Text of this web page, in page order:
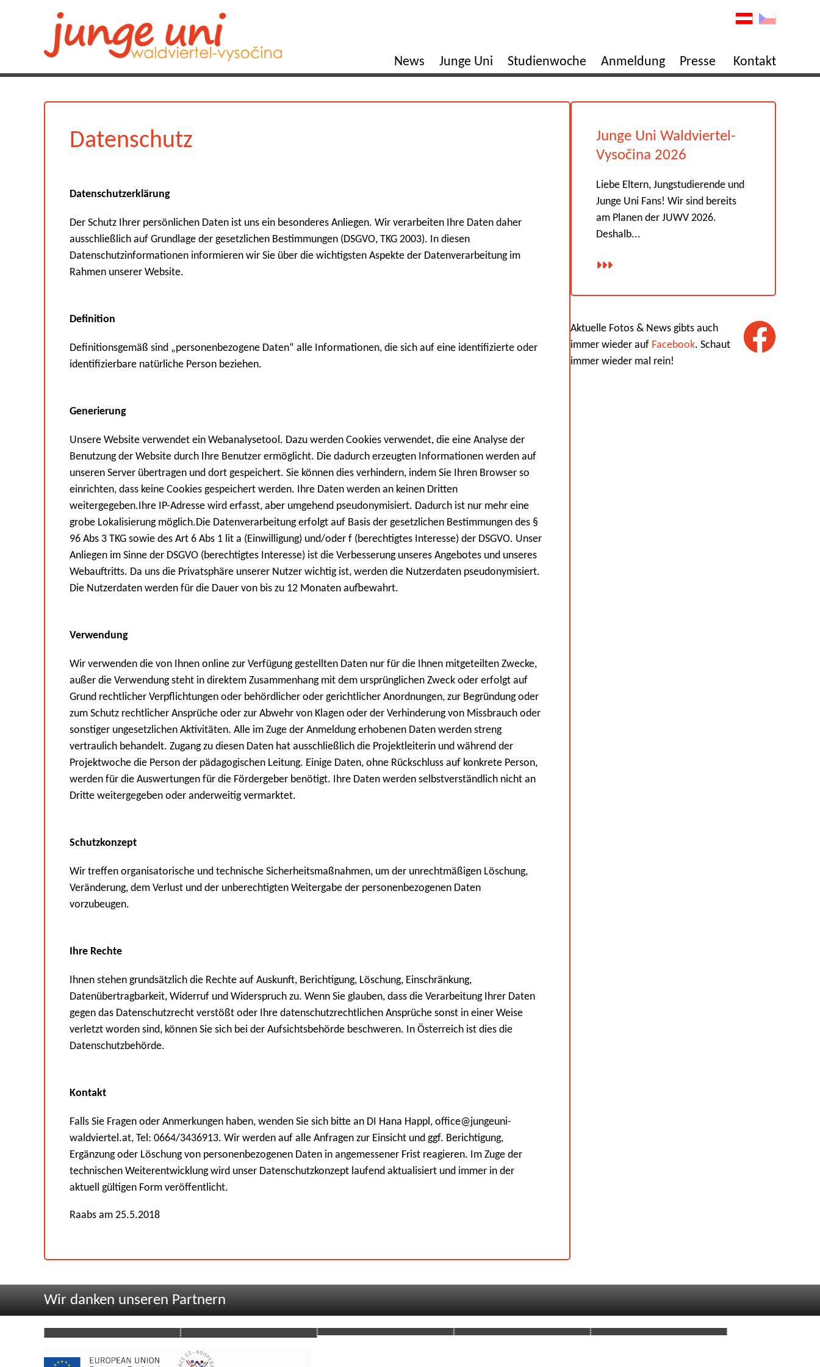
News Junge Uni Studienwoche Anmeldung Presse Kontakt
Datenschutz
Datenschutzerklärung
Der Schutz Ihrer persönlichen Daten ist uns ein besonderes Anliegen. Wir verarbeiten Ihre Daten daher
ausschließlich auf Grundlage der gesetzlichen Bestimmungen (DSGVO, TKG 2003). In diesen
Datenschutzinformationen informieren wir Sie über die wichtigsten Aspekte der Datenverarbeitung im
Rahmen unserer Website.
Definition
Definitionsgemäß sind „personenbezogene Daten“ alle Informationen, die sich auf eine identifizierte oder
identifizierbare natürliche Person beziehen.
Generierung
Unsere Website verwendet ein Webanalysetool. Dazu werden Cookies verwendet, die eine Analyse der
Benutzung der Website durch Ihre Benutzer ermöglicht. Die dadurch erzeugten Informationen werden auf
unseren Server übertragen und dort gespeichert. Sie können dies verhindern, indem Sie Ihren Browser so
einrichten, dass keine Cookies gespeichert werden. Ihre Daten werden an keinen Dritten
weitergegeben.Ihre IP-Adresse wird erfasst, aber umgehend pseudonymisiert. Dadurch ist nur mehr eine
grobe Lokalisierung möglich.Die Datenverarbeitung erfolgt auf Basis der gesetzlichen Bestimmungen des §
96 Abs 3 TKG sowie des Art 6 Abs 1 lit a (Einwilligung) und/oder f (berechtigtes Interesse) der DSGVO. Unser
Anliegen im Sinne der DSGVO (berechtigtes Interesse) ist die Verbesserung unseres Angebotes und unseres
Webauftritts. Da uns die Privatsphäre unserer Nutzer wichtig ist, werden die Nutzerdaten pseudonymisiert.
Die Nutzerdaten werden für die Dauer von bis zu 12 Monaten aufbewahrt.
Verwendung
Wir verwenden die von Ihnen online zur Verfügung gestellten Daten nur für die Ihnen mitgeteilten Zwecke,
außer die Verwendung steht in direktem Zusammenhang mit dem ursprünglichen Zweck oder erfolgt auf
Grund rechtlicher Verpflichtungen oder behördlicher oder gerichtlicher Anordnungen, zur Begründung oder
zum Schutz rechtlicher Ansprüche oder zur Abwehr von Klagen oder der Verhinderung von Missbrauch oder
sonstiger ungesetzlichen Aktivitäten. Alle im Zuge der Anmeldung erhobenen Daten werden streng
vertraulich behandelt. Zugang zu diesen Daten hat ausschließlich die Projektleiterin und während der
Projektwoche die Person der pädagogischen Leitung. Einige Daten, ohne Rückschluss auf konkrete Person,
werden für die Auswertungen für die Fördergeber benötigt. Ihre Daten werden selbstverständlich nicht an
Dritte weitergegeben oder anderweitig vermarktet.
Schutzkonzept
Wir treffen organisatorische und technische Sicherheitsmaßnahmen, um der unrechtmäßigen Löschung,
Veränderung, dem Verlust und der unberechtigten Weitergabe der personenbezogenen Daten
vorzubeugen.
Ihre Rechte
Ihnen stehen grundsätzlich die Rechte auf Auskunft, Berichtigung, Löschung, Einschränkung,
Datenübertragbarkeit, Widerruf und Widerspruch zu. Wenn Sie glauben, dass die Verarbeitung Ihrer Daten
gegen das Datenschutzrecht verstößt oder Ihre datenschutzrechtlichen Ansprüche sonst in einer Weise
verletzt worden sind, können Sie sich bei der Aufsichtsbehörde beschweren. In Österreich ist dies die
Datenschutzbehörde.
Kontakt
Falls Sie Fragen oder Anmerkungen haben, wenden Sie sich bitte an DI Hana Happl, office@jungeuni-
waldviertel.at, Tel: 0664/3436913. Wir werden auf alle Anfragen zur Einsicht und ggf. Berichtigung,
Ergänzung oder Löschung von personenbezogenen Daten in angemessener Frist reagieren. Im Zuge der
technischen Weiterentwicklung wird unser Datenschutzkonzept laufend aktualisiert und immer in der
aktuell gültigen Form veröffentlicht.
Raabs am 25.5.2018
Junge Uni Waldviertel-
Vysočina 2026
Liebe Eltern, Jungstudierende und
Junge Uni Fans! Wir sind bereits
am Planen der JUWV 2026.
Deshalb...
Aktuelle Fotos & News gibts auch
immer wieder auf Facebook. Schaut
immer wieder mal rein!
Wir danken unseren Partnern